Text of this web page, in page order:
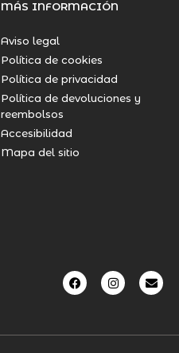
MÁS INFORMACIÓN
Aviso legal
Política de cookies
Política de privacidad
Política de devoluciones y
reembolsos
Accesibilidad
Mapa del sitio